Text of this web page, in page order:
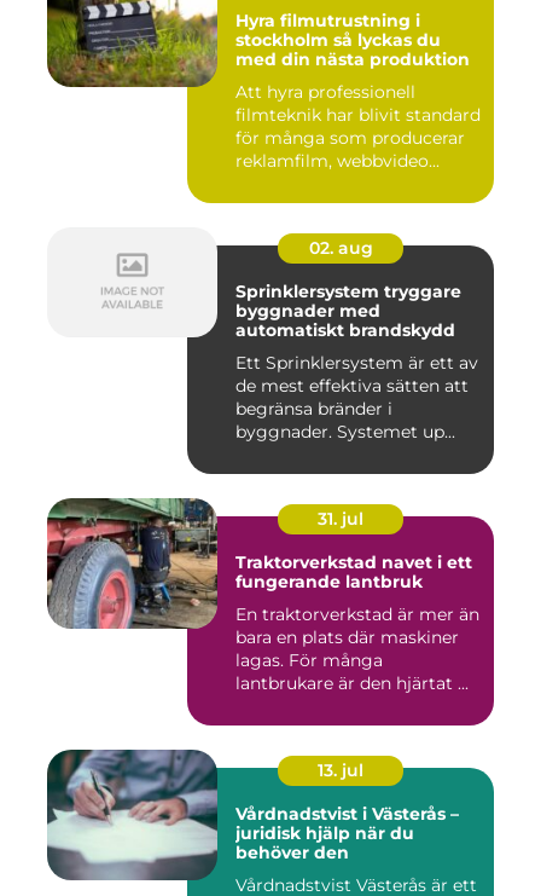
Hyra filmutrustning i
stockholm så lyckas du
med din nästa produktion
Att hyra professionell
filmteknik har blivit standard
för många som producerar
reklamfilm, webbvideo...
02. aug
Sprinklersystem tryggare
byggnader med
automatiskt brandskydd
Ett Sprinklersystem är ett av
de mest effektiva sätten att
begränsa bränder i
byggnader. Systemet up...
31. jul
Traktorverkstad navet i ett
fungerande lantbruk
En traktorverkstad är mer än
bara en plats där maskiner
lagas. För många
lantbrukare är den hjärtat ...
13. jul
Vårdnadstvist i Västerås –
juridisk hjälp när du
behöver den
Vårdnadstvist Västerås är ett